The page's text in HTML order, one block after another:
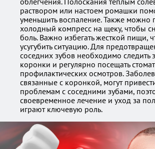
раствором или настоем ромашки
уменьшить воспаление. Также можно
холодный компресс на щеку, чтобы
боль. Важно избегать жесткой пищи,
усугубить ситуацию. Для
соседних зубов необходимо следить
коронки и регулярно посещать
профилактических осмотров.
связанные с коронкой, могут
проблемам с соседними зубами,
своевременное лечение и уход за
играют ключевую роль.